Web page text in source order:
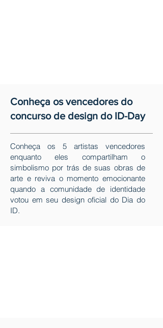
Conheça os vencedores do
concurso de design do ID-Day
Conheça os 5 artistas vencedores
enquanto eles compartilham o
simbolismo por trás de suas obras de
arte e reviva o momento emocionante
quando a comunidade de identidade
votou em seu design oficial do Dia do
ID.